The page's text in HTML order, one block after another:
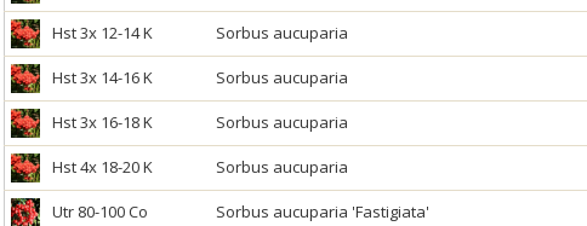
Hst 3x 12-14 K Sorbus aucuparia
Hst 3x 14-16 K Sorbus aucuparia
Hst 3x 16-18 K Sorbus aucuparia
Hst 4x 18-20 K Sorbus aucuparia
Utr 80-100 Co Sorbus aucuparia 'Fastigiata'